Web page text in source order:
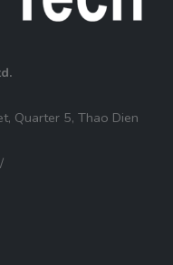
Quarter 5, Thao Dien